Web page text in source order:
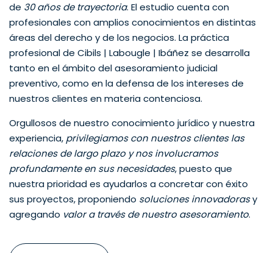
de 30 años de trayectoria. El estudio cuenta con
profesionales con amplios conocimientos en distintas
áreas del derecho y de los negocios. La práctica
profesional de Cibils | Labougle | Ibáñez se desarrolla
tanto en el ámbito del asesoramiento judicial
preventivo, como en la defensa de los intereses de
nuestros clientes en materia contenciosa.
Orgullosos de nuestro conocimiento jurídico y nuestra
experiencia, privilegiamos con nuestros clientes las
relaciones de largo plazo y nos involucramos
profundamente en sus necesidades, puesto que
nuestra prioridad es ayudarlos a concretar con éxito
sus proyectos, proponiendo soluciones innovadorasy
agregando valor a través de nuestro asesoramiento.